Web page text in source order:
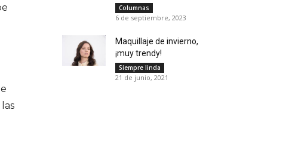
Columnas
6 de septiembre, 2023
Maquillaje de invierno,
¡muy trendy!
Siempre linda
21 de junio, 2021